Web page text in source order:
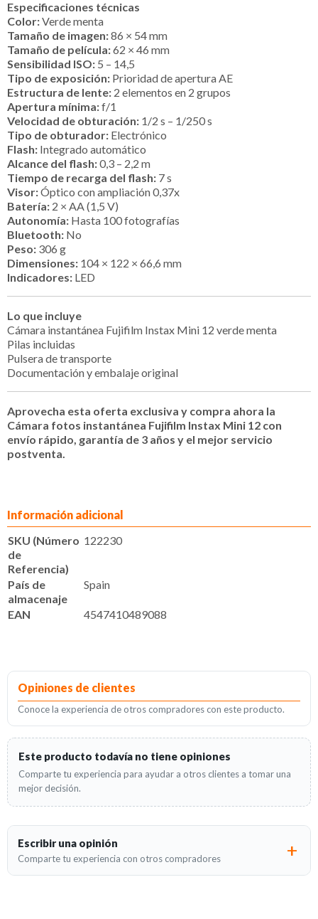
Especificaciones técnicas
Color:Verde menta
Tamaño de imagen:86 × 54 mm
Tamaño de película:62 × 46 mm
Sensibilidad ISO: 5 – 14,5
Tipo de exposición: Prioridad de apertura AE
Estructura de lente: 2 elementos en 2 grupos
Apertura mínima:f/1
Velocidad de obturación: 1/2 s – 1/250 s
Tipo de obturador: Electrónico
Flash: Integrado automático
Alcance del flash:0,3 – 2,2 m
Tiempo de recarga del flash: 7 s
Visor:Óptico con ampliación 0,37x
Batería: 2 × AA (1,5 V)
Autonomía: Hasta 100 fotografías
Bluetooth: No
Peso: 306 g
Dimensiones: 104 × 122 × 66,6 mm
Indicadores: LED
Lo que incluye
Cámara instantánea Fujifilm Instax Mini 12 verde menta
Pilas incluidas
Pulsera de transporte
Documentación y embalaje original
Aprovecha esta oferta exclusiva y compra ahora la
Cámara fotos instantánea Fujifilm Instax Mini 12 con
envío rápido, garantía de 3 años y el mejor servicio
postventa.
Información adicional
SKU (Número
de
Referencia)
122230
País de
almacenaje
Spain
EAN 4547410489088
Opiniones de clientes
Conoce la experiencia de otros compradores con este producto.
Este producto todavía no tiene opiniones
Comparte tu experiencia para ayudar a otros clientes a tomar una
mejor decisión.
Escribir una opinión
Comparte tu experiencia con otros compradores